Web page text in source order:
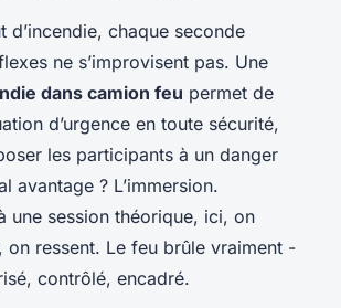
d’incendie, chaque seconde
ne s’improvisent pas. Une
dans camion feu permet de
d’urgence en toute sécurité,
les participants à un danger
avantage ? L’immersion.
une session théorique, ici, on
on ressent. Le feu brûle vraiment -
contrôlé, encadré.